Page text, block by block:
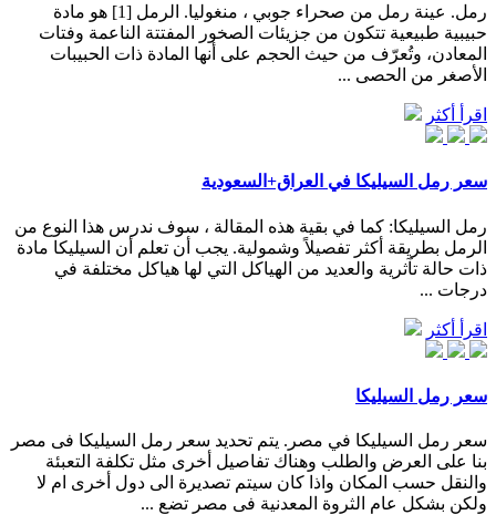
رمل. عينة رمل من صحراء جوبي ، منغوليا. الرمل [1] هو مادة
حبيبية طبيعية تتكون من جزيئات الصخور المفتتة الناعمة وفتات
المعادن، وتُعرّف من حيث الحجم على أنها المادة ذات الحبيبات
الأصغر من الحصى ...
اقرأ أكثر
سعر رمل السيليكا في العراق+السعودية
رمل السيليكا: كما في بقية هذه المقالة ، سوف ندرس هذا النوع من
الرمل بطريقة أكثر تفصيلاً وشمولية. يجب أن تعلم أن السيليكا مادة
ذات حالة تآثرية والعديد من الهياكل التي لها هياكل مختلفة في
درجات ...
اقرأ أكثر
سعر رمل السيليكا
سعر رمل السيليكا في مصر. يتم تحديد سعر رمل السيليكا فى مصر
بنا على العرض والطلب وهناك تفاصيل أخرى مثل تكلفة التعبئة
والنقل حسب المكان واذا كان سيتم تصديرة الى دول أخرى ام لا
ولكن بشكل عام الثروة المعدنية فى مصر تضع ...